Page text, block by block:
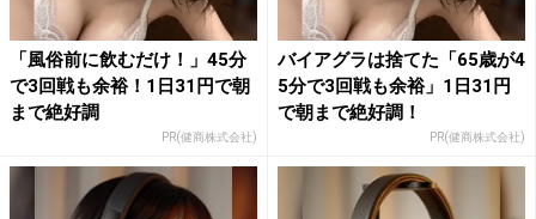
「風俗前に飲むだけ！」45分
で3回戦も余裕！1日31円で朝
まで絶好調
PR(健商株式会社)
バイアグラは捨てた「65歳が4
5分で3回戦も余裕」1日31円
で朝まで絶好調！
PR(健商株式会社)